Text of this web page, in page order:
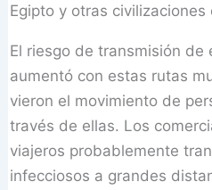
Egipto y otras civilizaciones
El riesgo de transmisión de
aumentó con estas rutas
vieron el movimiento de
través de ellas. Los
viajeros probablemente
infecciosos a grandes